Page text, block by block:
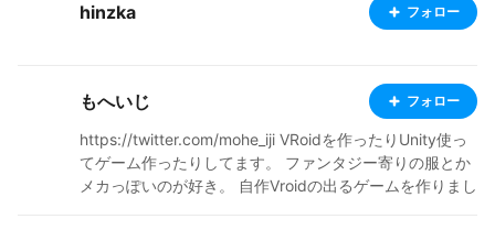
hinzka フォロー
もへいじ フォロー
https://twitter.com/mohe_iji VRoidを作ったりUnity使っ
てゲーム作ったりしてます。 ファンタジー寄りの服とか
メカっぽいのが好き。 自作Vroidの出るゲームを作りまし